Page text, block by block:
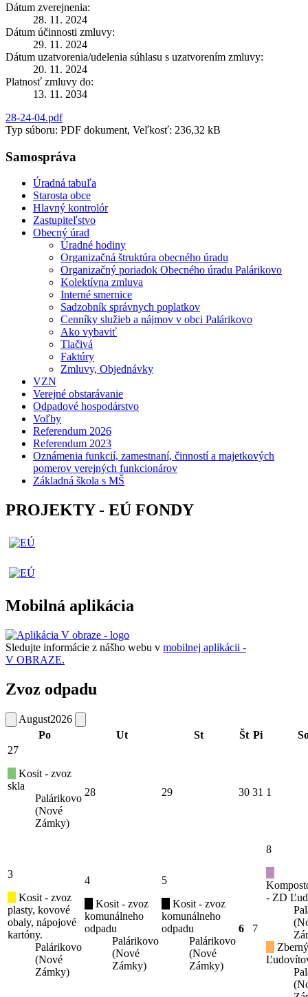
Dátum zverejnenia:
28. 11. 2024
Dátum účinnosti zmluvy:
29. 11. 2024
Dátum uzatvorenia/udelenia súhlasu s uzatvorením zmluvy:
20. 11. 2024
Platnosť zmluvy do:
13. 11. 2034
28-24-04.pdf
Typ súboru: PDF dokument, Veľkosť: 236,32 kB
Samospráva
Úradná tabuľa
Starosta obce
Hlavný kontrolór
Zastupiteľstvo
Obecný úrad
Úradné hodiny
Organizačná štruktúra obecného úradu
Organizačný poriadok Obecného úradu Palárikovo
Kolektívna zmluva
Interné smernice
Sadzobník správnych poplatkov
Cenníky služieb a nájmov v obci Palárikovo
Ako vybaviť
Tlačivá
Faktúry
Zmluvy, Objednávky
VZN
Verejné obstarávanie
Odpadové hospodárstvo
Voľby
Referendum 2026
Referendum 2023
Oznámenia funkcií, zamestnaní, činností a majetkových
pomerov verejných funkcionárov
Základná škola s MŠ
PROJEKTY - EÚ FONDY
Mobilná aplikácia
Sledujte informácie z nášho webu v mobilnej aplikácii -
V OBRAZE.
Zvoz odpadu
August2026
Po
Ut St Št Pi
27
Kosit - zvoz
skla
Palárikovo
(Nové
Zámky)
28 29 30 31 1
3
Kosit - zvoz
plasty, kovové
obaly, nápojové
kartóny.
Palárikovo
(Nové
Zámky)
4
Kosit - zvoz
komunálneho
odpadu
Palárikovo
(Nové
Zámky)
5
Kosit - zvoz
komunálneho
odpadu
Palárikovo
(Nové
Zámky)
6 7
8
- ZD